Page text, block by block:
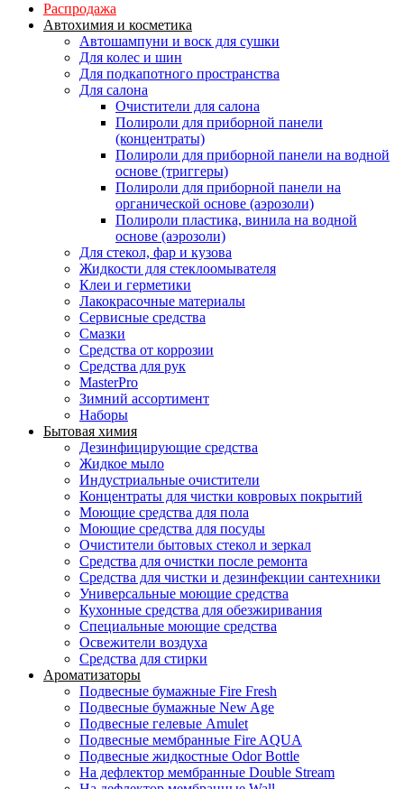
Распродажа
Автохимия и косметика
Автошампуни и воск для сушки
Для колес и шин
Для подкапотного пространства
Для салона
Очистители для салона
Полироли для приборной панели
(концентраты)
Полироли для приборной панели на водной
основе (триггеры)
Полироли для приборной панели на
органической основе (аэрозоли)
Полироли пластика, винила на водной
основе (аэрозоли)
Для стекол, фар и кузова
Жидкости для стеклоомывателя
Клеи и герметики
Лакокрасочные материалы
Сервисные средства
Смазки
Средства от коррозии
Средства для рук
MasterPro
Зимний ассортимент
Наборы
Бытовая химия
Дезинфицирующие средства
Жидкое мыло
Индустриальные очистители
Концентраты для чистки ковровых покрытий
Моющие средства для пола
Моющие средства для посуды
Очистители бытовых стекол и зеркал
Средства для очистки после ремонта
Средства для чистки и дезинфекции сантехники
Универсальные моющие средства
Кухонные средства для обезжиривания
Специальные моющие средства
Освежители воздуха
Средства для стирки
Ароматизаторы
Подвесные бумажные Fire Fresh
Подвесные бумажные New Age
Подвесные гелевые Amulet
Подвесные мембранные Fire AQUA
Подвесные жидкостные Odor Bottle
На дефлектор мембранные Double Stream